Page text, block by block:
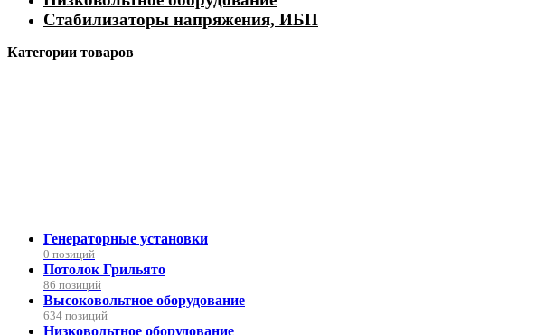
Стабилизаторы напряжения, ИБП
Категории товаров
Генераторные установки
0 позиций
Потолок Грильято
86 позиций
Высоковольтное оборудование
634 позиций
Низковольтное оборудование